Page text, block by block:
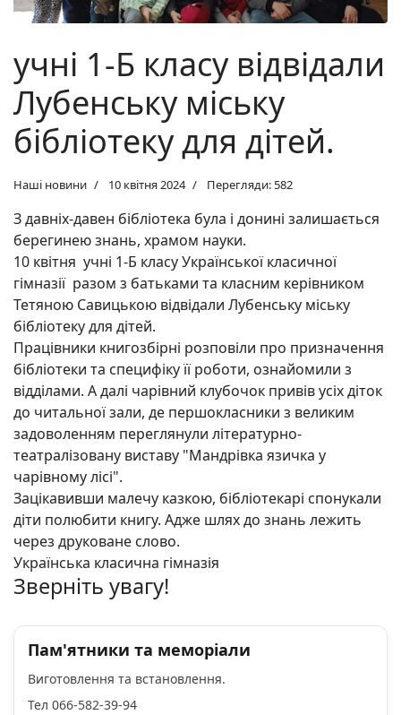
учні 1-Б класу відвідали
Лубенську міську
бібліотеку для дітей.
Наші новини 10 квітня 2024 Перегляди: 582
З давніх-давен бібліотека була і донині залишається
берегинею знань, храмом науки.
10 квітня учні 1-Б класу Української класичної
гімназії разом з батьками та класним керівником
Тетяною Савицькою відвідали Лубенську міську
бібліотеку для дітей.
Працівники книгозбірні розповіли про призначення
бібліотеки та специфіку її роботи, ознайомили з
відділами. А далі чарівний клубочок привів усіх діток
до читальної зали, де першокласники з великим
задоволенням переглянули літературно-
театралізовану виставу "Мандрівка язичка у
чарівному лісі".
Зацікавивши малечу казкою, бібліотекарі спонукали
діти полюбити книгу. Адже шлях до знань лежить
через друковане слово.
Українська класична гімназія
Зверніть увагу!
Пам'ятники та меморіали
Виготовлення та встановлення.
Тел 066-582-39-94